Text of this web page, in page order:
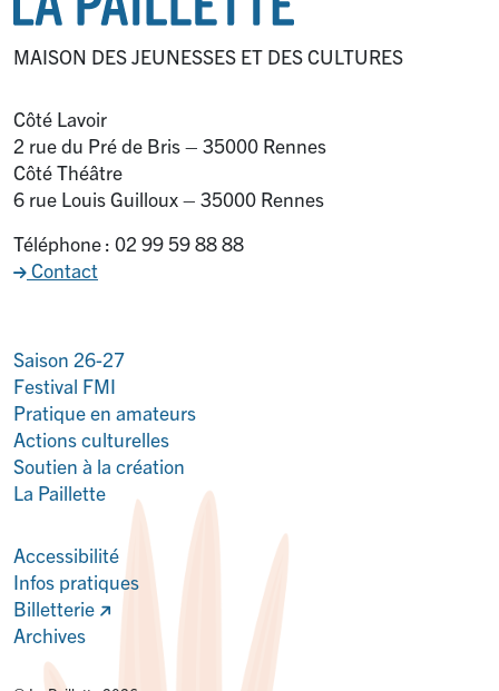
MAISON DES JEUNESSES ET DES CULTURES
Côté Lavoir
2 rue du Pré de Bris – 35000 Rennes
Côté Théâtre
6 rue Louis Guilloux – 35000 Rennes
Téléphone : 02 99 59 88 88
Contact
Saison 26-27
Festival FMI
Pratique en amateurs
Actions culturelles
Soutien à la création
La Paillette
Accessibilité
Infos pratiques
Billetterie
Archives